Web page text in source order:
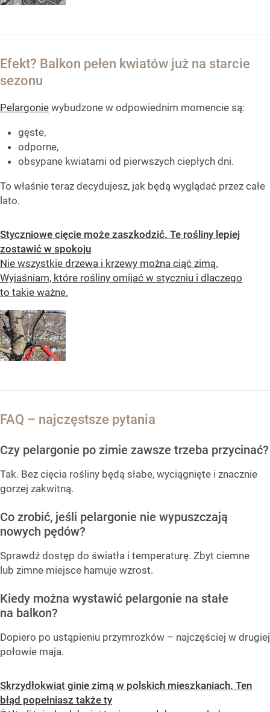
Efekt? Balkon pełen kwiatów już na starcie
sezonu
Pelargonie wybudzone w odpowiednim momencie są:
gęste,
odporne,
obsypane kwiatami od pierwszych ciepłych dni.
To właśnie teraz decydujesz, jak będą wyglądać przez całe
lato.
Styczniowe cięcie może zaszkodzić. Te rośliny lepiej
zostawić w spokoju
Nie wszystkie drzewa i krzewy można ciąć zimą.
Wyjaśniam, które rośliny omijać w styczniu i dlaczego
to takie ważne.
FAQ – najczęstsze pytania
Czy pelargonie po zimie zawsze trzeba przycinać?
Tak. Bez cięcia rośliny będą słabe, wyciągnięte i znacznie
gorzej zakwitną.
Co zrobić, jeśli pelargonie nie wypuszczają
nowych pędów?
Sprawdź dostęp do światła i temperaturę. Zbyt ciemne
lub zimne miejsce hamuje wzrost.
Kiedy można wystawić pelargonie na stałe
na balkon?
Dopiero po ustąpieniu przymrozków – najczęściej w drugiej
połowie maja.
Skrzydłokwiat ginie zimą w polskich mieszkaniach. Ten
błąd popełniasz także ty